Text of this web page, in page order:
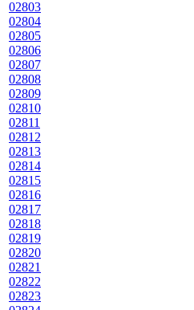
02803
02804
02805
02806
02807
02808
02809
02810
02811
02812
02813
02814
02815
02816
02817
02818
02819
02820
02821
02822
02823